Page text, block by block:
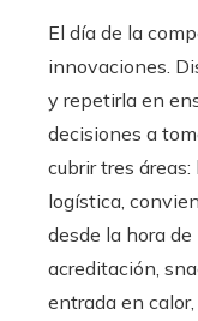
El día de la
innovaciones.
y repetirla en
decisiones a
cubrir tres
logística,
desde la hora
acreditación,
entrada en